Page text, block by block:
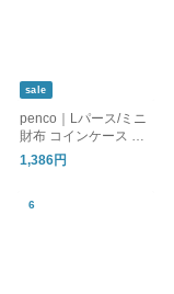
sale
penco｜Lパース/ミニ
財布 コインケース カ
ードケース
1,386円